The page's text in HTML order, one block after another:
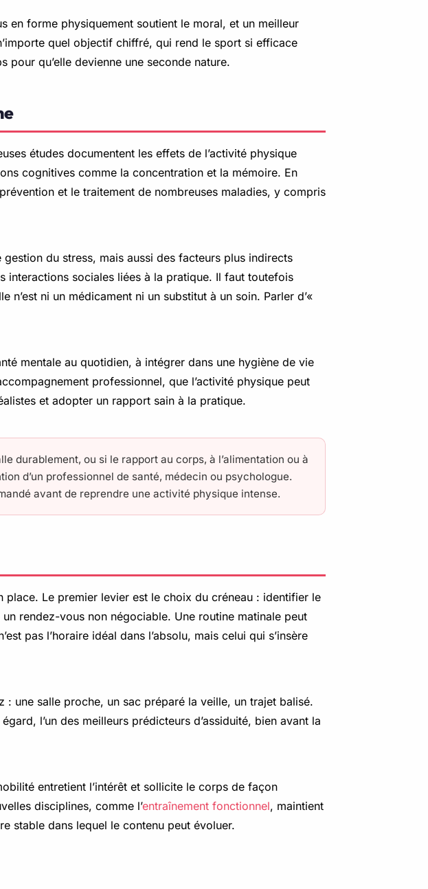
en forme physiquement soutient le moral, et un meilleur
quel objectif chiffré, qui rend le sport si efficace
pour qu’elle devienne une seconde nature.
études documentent les effets de l’activité physique
cognitives comme la concentration et la mémoire. En
et le traitement de nombreuses maladies, y compris
du stress, mais aussi des facteurs plus indirects
interactions sociales liées à la pratique. Il faut toutefois
n’est ni un médicament ni un substitut à un soin. Parler d’«
mentale au quotidien, à intégrer dans une hygiène de vie
professionnel, que l’activité physique peut
et adopter un rapport sain à la pratique.
durablement, ou si le rapport au corps, à l’alimentation ou à
d’un professionnel de santé, médecin ou psychologue.
avant de reprendre une activité physique intense.
place. Le premier levier est le choix du créneau : identifier le
rendez-vous non négociable. Une routine matinale peut
pas l’horaire idéal dans l’absolu, mais celui qui s’insère
une salle proche, un sac préparé la veille, un trajet balisé.
l’un des meilleurs prédicteurs d’assiduité, bien avant la
entretient l’intérêt et sollicite le corps de façon
disciplines, comme l’entraînement fonctionnel, maintient
stable dans lequel le contenu peut évoluer.